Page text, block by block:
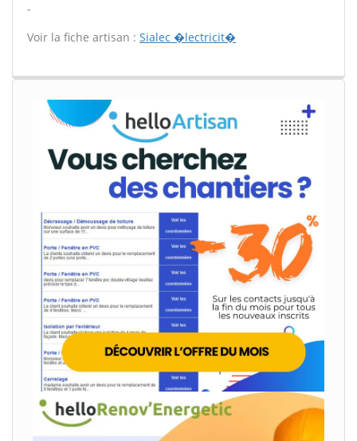
-
Voir la fiche artisan : Sialec �lectricit�